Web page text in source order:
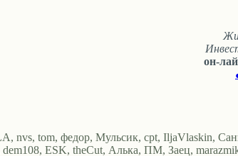
он-
nvs, tom, федор, Мульсик, cpt, IljaVlaskin,
ESK, theCut, Алька, ПМ, Заец,